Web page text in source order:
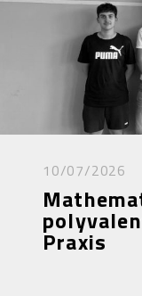
10/07/2026
Praxis